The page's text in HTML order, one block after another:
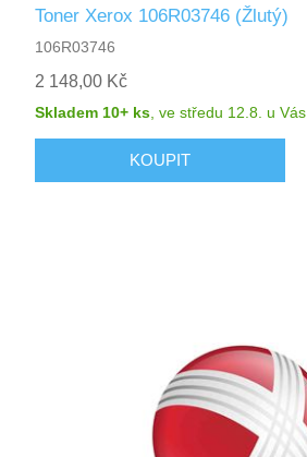
Toner Xerox 106R03746 (Žlutý)
106R03746
2 148,00 Kč
Skladem 10+ ks ,ve středu 12.8. u Vás